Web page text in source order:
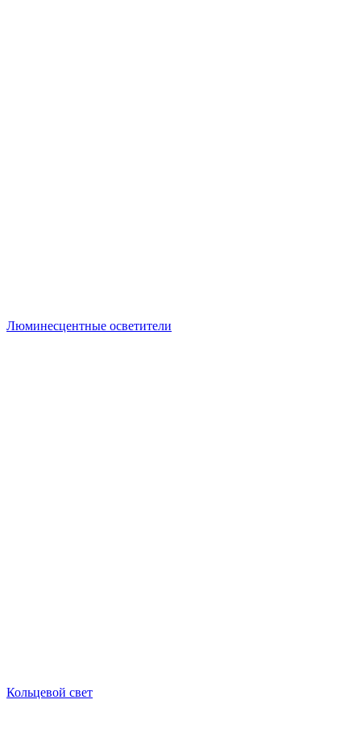
Люминесцентные осветители
Кольцевой свет